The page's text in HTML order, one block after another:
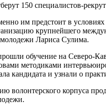
150 специалистов-
им предстоит в
крупнейшего
Лариса Сулима.
обучение на Северо-
методиками
кандидата и узнали о
волонтерского корпуса